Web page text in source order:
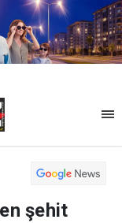
şehit